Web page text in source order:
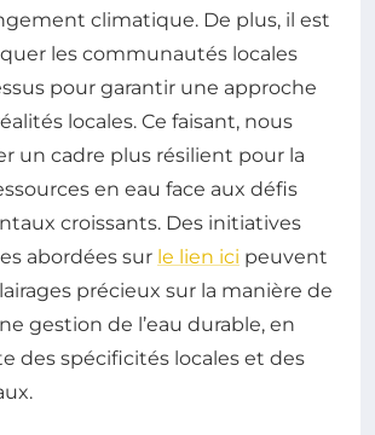
climatique. De plus, il est
les communautés locales
pour garantir une approche
locales. Ce faisant, nous
un cadre plus résilient pour la
en eau face aux défis
croissants. Des initiatives
abordées sur le lien ici peuvent
précieux sur la manière de
gestion de l’eau durable, en
des spécificités locales et des